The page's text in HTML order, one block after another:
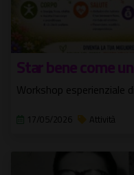
Star bene come
Workshop esperienziale
17/05/2026 Attività